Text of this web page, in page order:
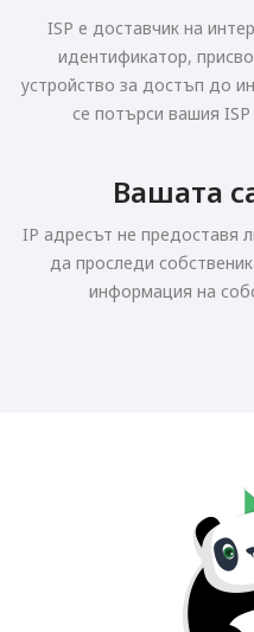
ISP е доставчик на
идентификатор,
устройство за достъп до
се потърси вашия
Вашата
IP адресът не предоставя
да проследи
информация на